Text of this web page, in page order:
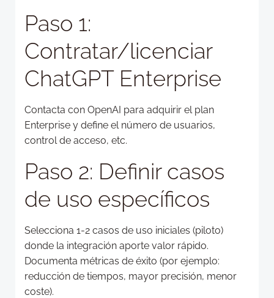
Paso 1:
Contratar/licenciar
ChatGPT Enterprise
Contacta con OpenAI para adquirir el plan
Enterprise y define el número de usuarios,
control de acceso, etc.
Paso 2: Definir casos
de uso específicos
Selecciona 1-2 casos de uso iniciales (piloto)
donde la integración aporte valor rápido.
Documenta métricas de éxito (por ejemplo:
reducción de tiempos, mayor precisión, menor
coste).